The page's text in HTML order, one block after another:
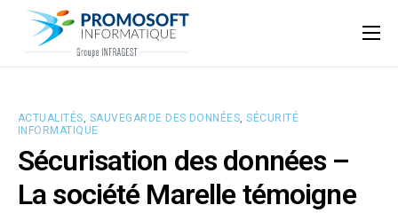
Qui sommes-nous ?
Nos ressources
Support
ACTUALITÉS SAUVEGARDE DES DONNÉES ,SÉCURITÉ
INFORMATIQUE
Sécurisation des données –
La société Marelle témoigne